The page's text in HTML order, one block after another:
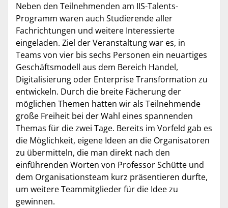
Neben den Teilnehmenden am IIS-Talents-
Programm waren auch Studierende aller
Fachrichtungen und weitere Interessierte
eingeladen. Ziel der Veranstaltung war es, in
Teams von vier bis sechs Personen ein neuartiges
Geschäftsmodell aus dem Bereich Handel,
Digitalisierung oder Enterprise Transformation zu
entwickeln. Durch die breite Fächerung der
möglichen Themen hatten wir als Teilnehmende
große Freiheit bei der Wahl eines spannenden
Themas für die zwei Tage. Bereits im Vorfeld gab es
die Möglichkeit, eigene Ideen an die Organisatoren
zu übermitteln, die man direkt nach den
einführenden Worten von Professor Schütte und
dem Organisationsteam kurz präsentieren durfte,
um weitere Teammitglieder für die Idee zu
gewinnen.